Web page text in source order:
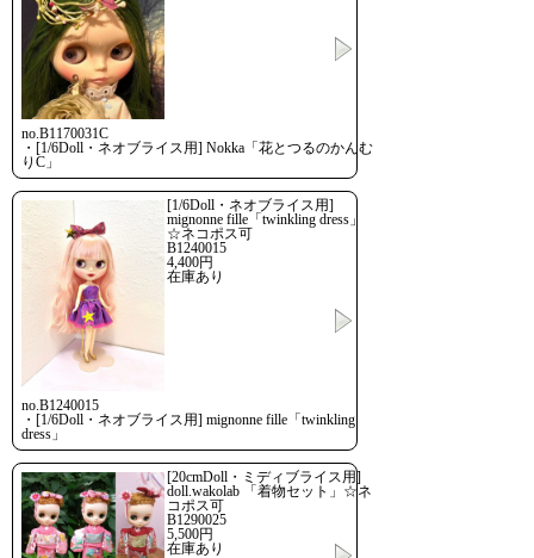
no.B1170031C
・[1/6Doll・ネオブライス用] Nokka「花とつるのかんむ
りC」
[1/6Doll・ネオブライス用]
mignonne fille「twinkling dress」
☆ネコポス可
B1240015
4,400円
在庫あり
no.B1240015
・[1/6Doll・ネオブライス用] mignonne fille「twinkling
dress」
[20cmDoll・ミディブライス用]
doll.wakolab 「着物セット」☆ネ
コポス可
B1290025
5,500円
在庫あり